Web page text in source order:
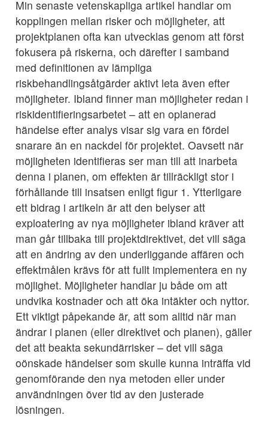
Min senaste vetenskapliga artikel handlar om
kopplingen mellan risker och möjligheter, att
projektplanen ofta kan utvecklas genom att först
fokusera på riskerna, och därefter i samband
med definitionen av lämpliga
riskbehandlingsåtgärder aktivt leta även efter
möjligheter. Ibland finner man möjligheter redan i
riskidentifieringsarbetet – att en oplanerad
händelse efter analys visar sig vara en fördel
snarare än en nackdel för projektet. Oavsett när
möjligheten identifieras ser man till att inarbeta
denna i planen, om effekten är tillräckligt stor i
förhållande till insatsen enligt figur 1. Ytterligare
ett bidrag i artikeln är att den belyser att
exploatering av nya möjligheter ibland kräver att
man går tillbaka till projektdirektivet, det vill säga
att en ändring av den underliggande affären och
effektmålen krävs för att fullt implementera en ny
möjlighet. Möjligheter handlar ju både om att
undvika kostnader och att öka intäkter och nyttor.
Ett viktigt påpekande är, att som alltid när man
ändrar i planen (eller direktivet och planen), gäller
det att beakta sekundärrisker – det vill säga
oönskade händelser som skulle kunna inträffa vid
genomförande den nya metoden eller under
användningen över tid av den justerade
lösningen.